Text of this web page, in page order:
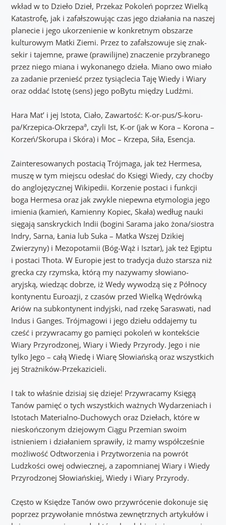
wkład w to Dzieło Dzieł, Przekaz Pokoleń poprzez Wielką
Katastrofę, jak i zafałszowując czas jego działania na naszej
planecie i jego ukorzenienie w konkretnym obszarze
kulturowym Matki Ziemi. Przez to zafałszowuje się znak-
sekir i tajemne, prawe (prawilijne) znaczenie przybranego
przez niego miana i wykonanego dzieła. Miano owo miało
za zadanie przenieść przez tysiąclecia Taję Wiedy i Wiary
oraz oddać Istotę (sens) jego poBytu między Ludźmi.
Hara Mat’ i jej Istota, Ciało, Zawartość: K-or-pus/S-koru-
pa/Krzepica-Okrzepaa, czyli Ist, K-or (jak w Kora – Korona –
Korzeń/Skorupa i Skóra) i Moc – Krzepa, Siła, Esencja.
Zainteresowanych postacią Trójmaga, jak też Hermesa,
muszę w tym miejscu odesłać do Księgi Wiedy, czy choćby
do anglojęzycznej Wikipedii. Korzenie postaci i funkcji
boga Hermesa oraz jak zwykle niepewna etymologia jego
imienia (kamień, Kamienny Kopiec, Skała) według nauki
sięgają sanskryckich Indii (bogini Sarama jako żona/siostra
Indry, Sarna, Łania lub Suka – Matka Wszej Dzikiej
Zwierzyny) i Mezopotamii (Bóg-Wąż i Isztar), jak też Egiptu
i postaci Thota. W Europie jest to tradycja dużo starsza niż
grecka czy rzymska, którą my nazywamy słowiano-
aryjską, wiedząc dobrze, iż Wedy wywodzą się z Północy
kontynentu Euroazji, z czasów przed Wielką Wędrówką
Ariów na subkontynent indyjski, nad rzekę Saraswati, nad
Indus i Ganges. Trójmagowi i jego dziełu oddajemy tu
cześć i przywracamy go pamięci pokoleń w kontekście
Wiary Przyrodzonej, Wiary i Wiedy Przyrody. Jego i nie
tylko Jego – całą Wiedę i Wiarę Słowiańską oraz wszystkich
jej Strażników-Przekazicieli.
I tak to właśnie dzisiaj się dzieje! Przywracamy Księgą
Tanów pamięć o tych wszystkich ważnych Wydarzeniach i
Istotach Materialno-Duchowych oraz Dziełach, które w
nieskończonym dziejowym Ciągu Przemian swoim
istnieniem i działaniem sprawiły, iż mamy współcześnie
możliwość Odtworzenia i Przytworzenia na powrót
Ludzkości owej odwiecznej, a zapomnianej Wiary i Wiedy
Przyrodzonej Słowiańskiej, Wiedy i Wiary Przyrody.
Często w Księdze Tanów owo przywrócenie dokonuje się
poprzez przywołanie mnóstwa zewnętrznych artykułów i